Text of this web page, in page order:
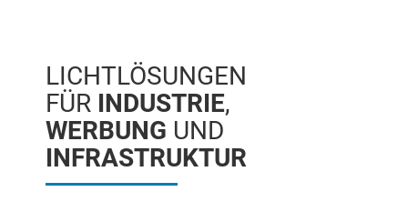
LICHTLÖSUNGEN
FÜR INDUSTRIE,
WERBUNG UND
INFRASTRUKTUR